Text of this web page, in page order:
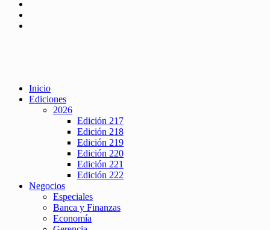
Inicio
Ediciones
2026
Edición 217
Edición 218
Edición 219
Edición 220
Edición 221
Edición 222
Negocios
Especiales
Banca y Finanzas
Economía